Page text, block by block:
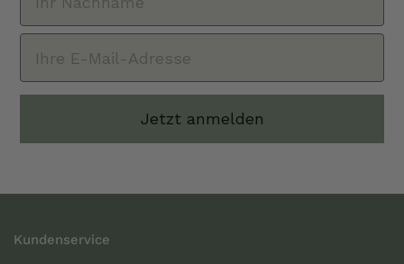
Jetzt anmelden
Kundenservice